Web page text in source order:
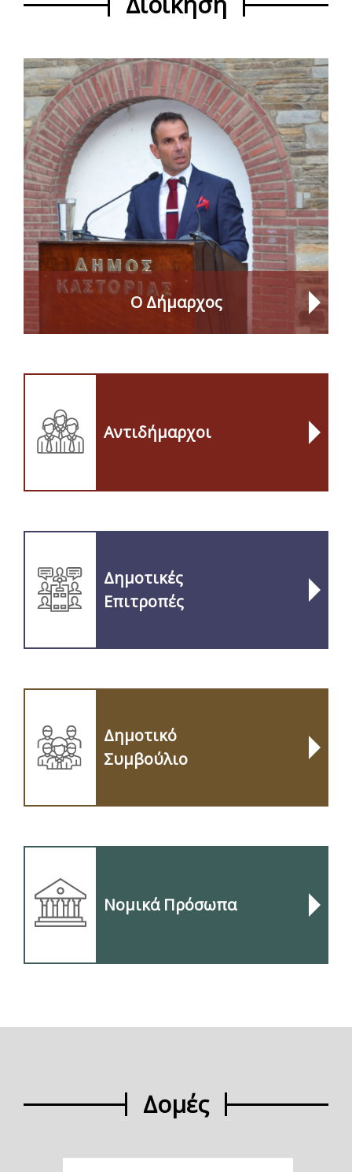
Ο Δήμαρχος
Αντιδήμαρχοι
Δημοτικές
Επιτροπές
Δημοτικό
Συμβούλιο
Νομικά Πρόσωπα
Δομές